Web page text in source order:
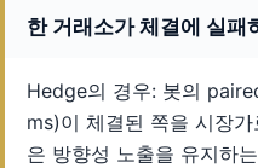
한 거래소가 체결에 실패
Hedge의 경우: 봇의
ms)이 체결된 쪽을 시장
은 방향성 노출을 유지하